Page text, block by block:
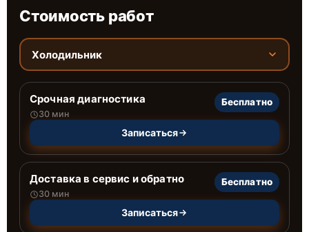
Стоимость работ
Холодильник
Срочная диагностика
30 мин
Бесплатно
Записаться
Доставка в сервис и обратно
30 мин
Бесплатно
Записаться